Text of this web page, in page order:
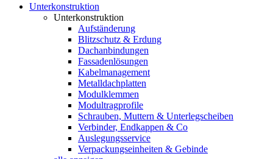
Unterkonstruktion
Unterkonstruktion
Aufständerung
Blitzschutz & Erdung
Dachanbindungen
Fassadenlösungen
Kabelmanagement
Metalldachplatten
Modulklemmen
Modultragprofile
Schrauben, Muttern & Unterlegscheiben
Verbinder, Endkappen & Co
Auslegungsservice
Verpackungseinheiten & Gebinde